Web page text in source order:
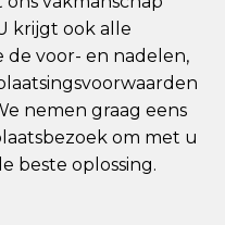
krijgt ook alle
voor- en nadelen,
nemen graag eens
om met u
beste oplossing.